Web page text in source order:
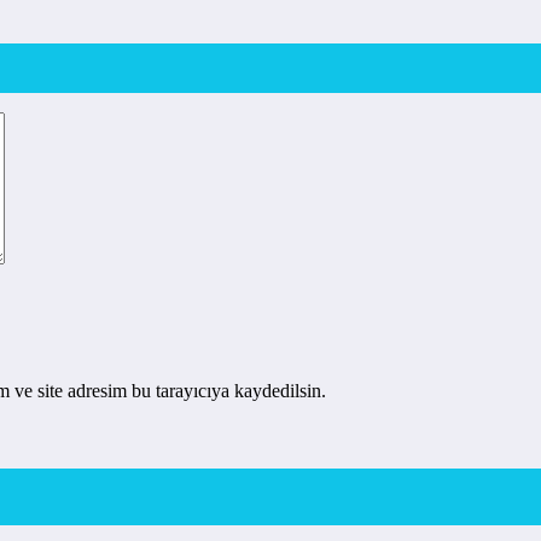
ve site adresim bu tarayıcıya kaydedilsin.